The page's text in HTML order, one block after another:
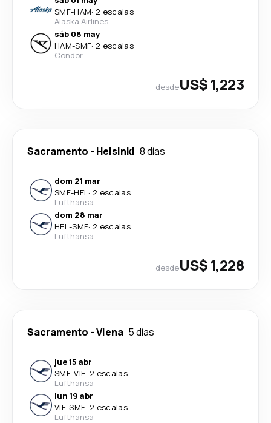
SMF-HAM· 2 escalas
Alaska Airlines
sáb 08 may
HAM-SMF· 2 escalas
Condor
desdeUS$ 1,223
Sacramento - Helsinki 8 días
dom 21 mar
SMF-HEL· 2 escalas
Lufthansa
dom 28 mar
HEL-SMF· 2 escalas
Lufthansa
desdeUS$ 1,228
Sacramento -Viena 5 días
jue 15 abr
SMF-VIE· 2 escalas
Lufthansa
lun 19 abr
VIE-SMF· 2 escalas
Lufthansa